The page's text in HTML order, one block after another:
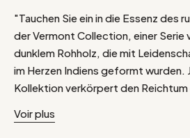
"Tauchen Sie ein in die Essenz des
der Vermont Collection, einer Serie
dunklem Rohholz, die mit
im Herzen Indiens geformt wurden.
Kollektion verkörpert den
Formen und die raue Schönheit von
Voir plus